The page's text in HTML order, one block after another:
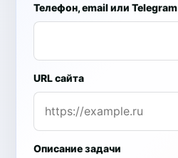
Телефон, email или Telegram
URL сайта
Описание задачи